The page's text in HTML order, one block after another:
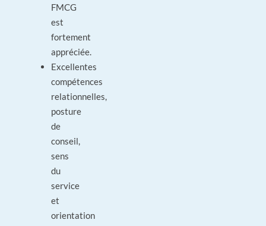
FMCG
est
fortement
appréciée.
Excellentes
compétences
relationnelles,
posture
de
conseil,
sens
du
service
et
orientation